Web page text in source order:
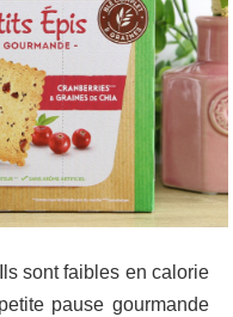
sont faibles en calorie
pause gourmande